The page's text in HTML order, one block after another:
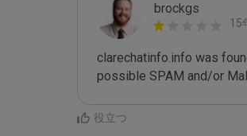
brockgs
15
clarechatinfo.info was
役立つ